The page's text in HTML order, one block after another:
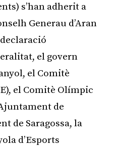
s’han adherit a
Generau d’Aran
el govern
el Comitè
el Comitè Olímpic
de
de Saragossa, la
d’Esports